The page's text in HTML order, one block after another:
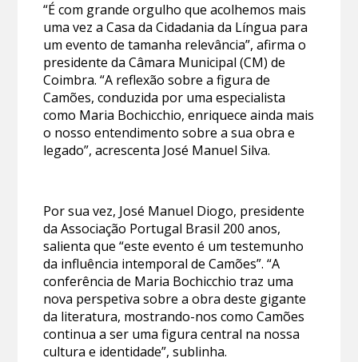
“É com grande orgulho que acolhemos mais
uma vez a Casa da Cidadania da Língua para
um evento de tamanha relevância”, afirma o
presidente da Câmara Municipal (CM) de
Coimbra. “A reflexão sobre a figura de
Camões, conduzida por uma especialista
como Maria Bochicchio, enriquece ainda mais
o nosso entendimento sobre a sua obra e
legado”, acrescenta José Manuel Silva.
Por sua vez, José Manuel Diogo, presidente
da Associação Portugal Brasil 200 anos,
salienta que “este evento é um testemunho
da influência intemporal de Camões”. “A
conferência de Maria Bochicchio traz uma
nova perspetiva sobre a obra deste gigante
da literatura, mostrando-nos como Camões
continua a ser uma figura central na nossa
cultura e identidade”, sublinha.